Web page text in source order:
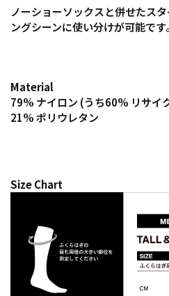
ノーショーソックスと併せたス
ングシーンに使い分けが可能です。
Material
79% ナイロン (うち60% リサイ
21% ポリウレタン
Size Chart